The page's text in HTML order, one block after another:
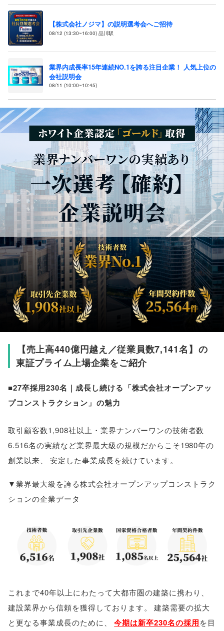
【株式会社ノジマ】の説明選考会へご招待
08/12 (13:30~16:00) 品川駅
業界内成長率15年連続NO.1を誇る注目企業！ 人気上位の
会社説明会
08/11 (10:00~10:45)
【売上高440億円越え／従業員数7,141名】 の
東証プライム上場企業をご紹介
■27卒採用230名｜成長し続ける 「株式会社オープンアッ
プコンストラクション」 の魅力
取引顧客数1,908社以上・業界ナンバーワンの技術者数
6.516名の実績など業界最大級の規模だからこそ1980年の
創業以来
安定した事業成長を続けています。
▼業界最大級を誇る株式会社オープンアップコンストラク
ションの企業データ
これまで40年以上にわたって大都市圏の建築に携わり
建設業界から信頼を獲得しております。
建築需要の拡大
と更なる事業成長のために
今期は新卒230名の採用を目